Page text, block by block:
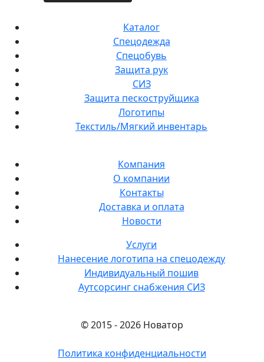
Каталог
Спецодежда
Спецобувь
Защита рук
СИЗ
Защита пескоструйщика
Логотипы
Текстиль/Мягкий инвентарь
Компания
О компании
Контакты
Доставка и оплата
Новости
Услуги
Нанесение логотипа на спецодежду
Индивидуальный пошив
Аутсорсинг снабжения СИЗ
© 2015 - 2026 Новатор
Политика конфиденциальности